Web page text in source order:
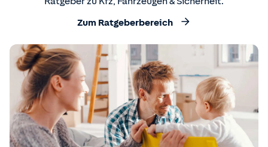
Zum Ratgeberbereich